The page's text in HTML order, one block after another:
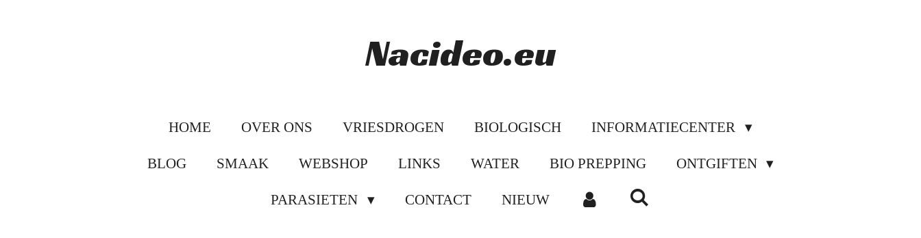
Nacideo.eu
HOME OVER ONS VRIESDROGEN BIOLOGISCH INFORMATIECENTER
BLOG SMAAK WEBSHOP LINKS WATER BIO PREPPING ONTGIFTEN
PARASIETEN CONTACT NIEUW